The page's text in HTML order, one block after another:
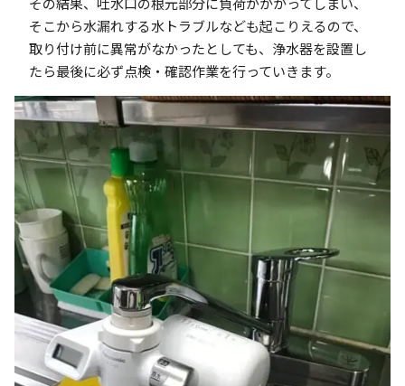
そこから水漏れする水トラブルなども起こりえるので、
取り付け前に異常がなかったとしても、浄水器を設置し
たら最後に必ず点検・確認作業を行っていきます。